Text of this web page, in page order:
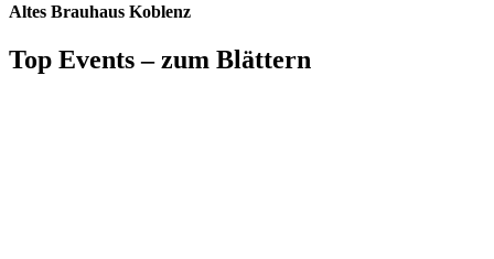
Altes Brauhaus Koblenz
Top Events – zum Blättern